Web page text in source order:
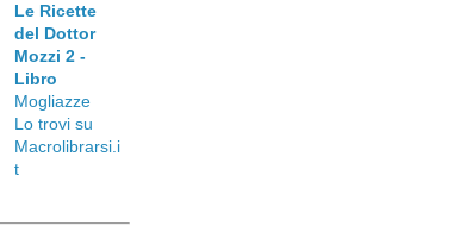
Le Ricette
del Dottor
Mozzi 2 -
Libro
Mogliazze
Lo trovi su
Macrolibrarsi.i
t